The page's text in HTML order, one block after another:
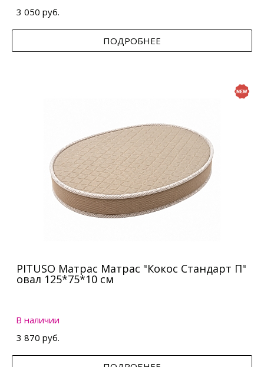
3 050 руб.
ПОДРОБНЕЕ
PITUSO Матрас Матрас "Кокос Стандарт П"
овал 125*75*10 см
В наличии
3 870 руб.